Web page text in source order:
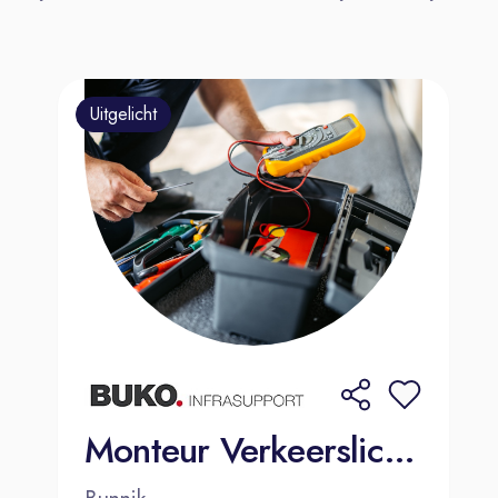
Produceren, monteren en afwerken
van leidingwerk;
Werken met hoogwaardige
materialen zoals koper, Mepla,
Mapress en ABS.
Je werkt aan technisch uitdagende
installaties binnen een omgeving waar
kwaliteit belangrijker is dan snelheid.
Dat betekent veel afwisseling,
mogelijkheid om vakmanschap te
leveren.
Je ziet bovendien letterlijk hoe jouw
Uitgelicht
Monteur Verkeerslichten